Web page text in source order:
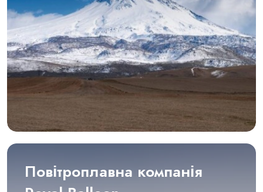
Повітроплавна компанія